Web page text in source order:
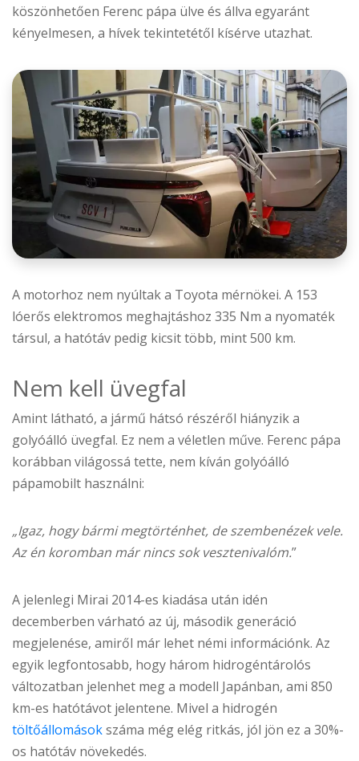
köszönhetően Ferenc pápa ülve és állva egyaránt
kényelmesen, a hívek tekintetétől kísérve utazhat.
A motorhoz nem nyúltak a Toyota mérnökei. A 153
lóerős elektromos meghajtáshoz 335 Nm a nyomaték
társul, a hatótáv pedig kicsit több, mint 500 km.
Nem kell üvegfal
Amint látható, a jármű hátsó részéről hiányzik a
golyóálló üvegfal. Ez nem a véletlen műve. Ferenc pápa
korábban világossá tette, nem kíván golyóálló
pápamobilt használni:
„Igaz, hogy bármi megtörténhet, de szembenézek vele.
Az én koromban már nincs sok vesztenivalóm.”
A jelenlegi Mirai 2014-es kiadása után idén
decemberben várható az új, második generáció
megjelenése, amiről már lehet némi információnk. Az
egyik legfontosabb, hogy három hidrogéntárolós
változatban jelenhet meg a modell Japánban, ami 850
km-es hatótávot jelentene. Mivel a hidrogén
töltőállomásokszáma még elég ritkás, jól jön ez a 30%-
os hatótáv növekedés.